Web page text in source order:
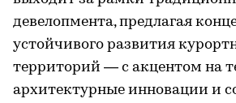
девелопмента, предлагая
устойчивого развития
территорий — с акцентом на
архитектурные инновации и